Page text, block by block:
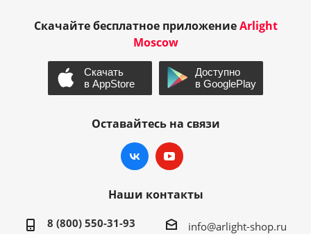
Скачайте бесплатное приложениеArlight
Moscow
Оставайтесь на связи
Наши контакты
8 (800) 550-31-93 info@arlight-shop.ru